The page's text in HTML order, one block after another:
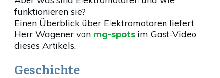
funktionieren sie?
Einen Überblick über Elektromotoren liefert
Herr Wagener von mg-spots im Gast-Video
dieses Artikels.
Geschichte